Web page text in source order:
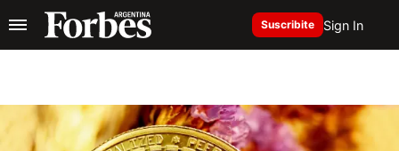
Suscribite Sign In